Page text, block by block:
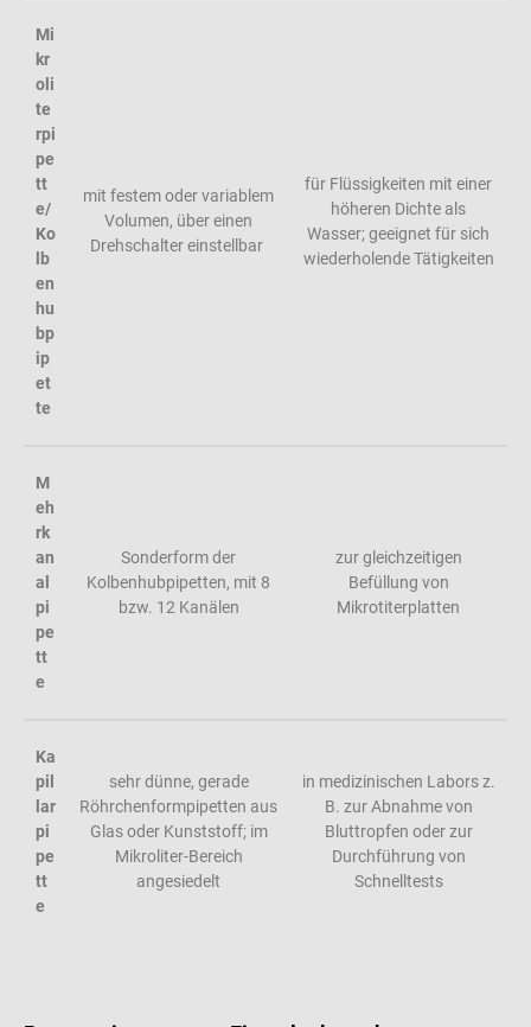
Mi
kr
oli
te
rpi
pe
tt
e/
Ko
lb
en
hu
bp
ip
et
te
mit festem oder variablem
Volumen, über einen
Drehschalter einstellbar
für Flüssigkeiten mit einer
höheren Dichte als
Wasser; geeignet für sich
wiederholende Tätigkeiten
M
eh
rk
an
al
pi
pe
tt
e
Sonderform der
Kolbenhubpipetten, mit 8
bzw. 12 Kanälen
zur gleichzeitigen
Befüllung von
Mikrotiterplatten
Ka
pil
lar
pi
pe
tt
e
sehr dünne, gerade
Röhrchenformpipetten aus
Glas oder Kunststoff; im
Mikroliter-Bereich
angesiedelt
in medizinischen Labors z.
B. zur Abnahme von
Bluttropfen oder zur
Durchführung von
Schnelltests